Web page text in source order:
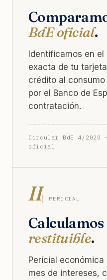
BdE oficial.
Identificamos en el
exacta de tu
crédito al
por el Banco de
contratación.
Circular BdE 4/2020
oficial
II PERICIAL
Calculamos
restituible.
Pericial
mes de intereses,